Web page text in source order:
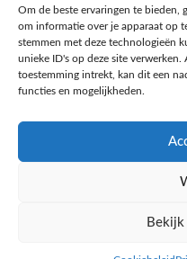
Om de beste ervaringen te bieden,
om informatie over je apparaat op
stemmen met deze technologieën
unieke ID's op deze site
toestemming intrekt, kan dit een
functies en mogelijkheden.
Ontdek de beste keto-
kennis met onze diepgaande
favoriete keto recepten in onze